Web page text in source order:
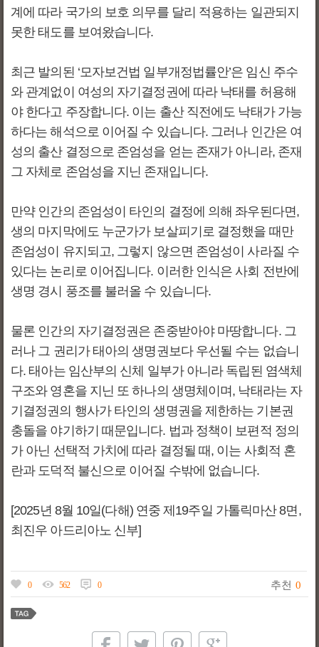
계에 따라 국가의 보호 의무를 달리 적용하는 일관되지
못한 태도를 보여왔습니다.
최근 발의된 ‘모자보건법 일부개정법률안’은 임신 주수
와 관계없이 여성의 자기결정권에 따라 낙태를 허용해
야 한다고 주장합니다. 이는 출산 직전에도 낙태가 가능
하다는 해석으로 이어질 수 있습니다. 그러나 인간은 여
성의 출산 결정으로 존엄성을 얻는 존재가 아니라, 존재
그 자체로 존엄성을 지닌 존재입니다.
만약 인간의 존엄성이 타인의 결정에 의해 좌우된다면,
생의 마지막에도 누군가가 보살피기로 결정했을 때만
존엄성이 유지되고, 그렇지 않으면 존엄성이 사라질 수
있다는 논리로 이어집니다. 이러한 인식은 사회 전반에
생명 경시 풍조를 불러올 수 있습니다.
물론 인간의 자기결정권은 존중받아야 마땅합니다. 그
러나 그 권리가 태아의 생명권보다 우선될 수는 없습니
다. 태아는 임산부의 신체 일부가 아니라 독립된 염색체
구조와 영혼을 지닌 또 하나의 생명체이며, 낙태라는 자
기결정권의 행사가 타인의 생명권을 제한하는 기본권
충돌을 야기하기 때문입니다. 법과 정책이 보편적 정의
가 아닌 선택적 가치에 따라 결정될 때, 이는 사회적 혼
란과 도덕적 불신으로 이어질 수밖에 없습니다.
[2025년 8월 10일(다해) 연중 제19주일 가톨릭마산 8면,
최진우 아드리아노 신부]
0 562 0 추천 0